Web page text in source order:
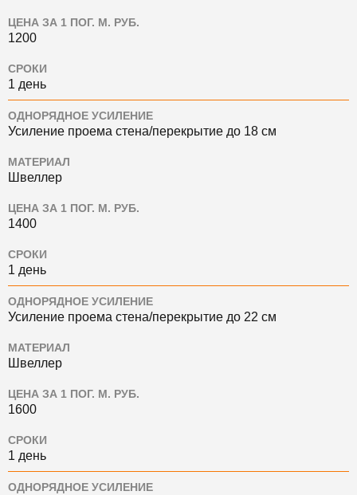
ЦЕНА ЗА 1 ПОГ. М. РУБ.
1200
СРОКИ
1 день
ОДНОРЯДНОЕ УСИЛЕНИЕ
Усиление проема стена/перекрытие до 18 см
МАТЕРИАЛ
Швеллер
ЦЕНА ЗА 1 ПОГ. М. РУБ.
1400
СРОКИ
1 день
ОДНОРЯДНОЕ УСИЛЕНИЕ
Усиление проема стена/перекрытие до 22 см
МАТЕРИАЛ
Швеллер
ЦЕНА ЗА 1 ПОГ. М. РУБ.
1600
СРОКИ
1 день
ОДНОРЯДНОЕ УСИЛЕНИЕ